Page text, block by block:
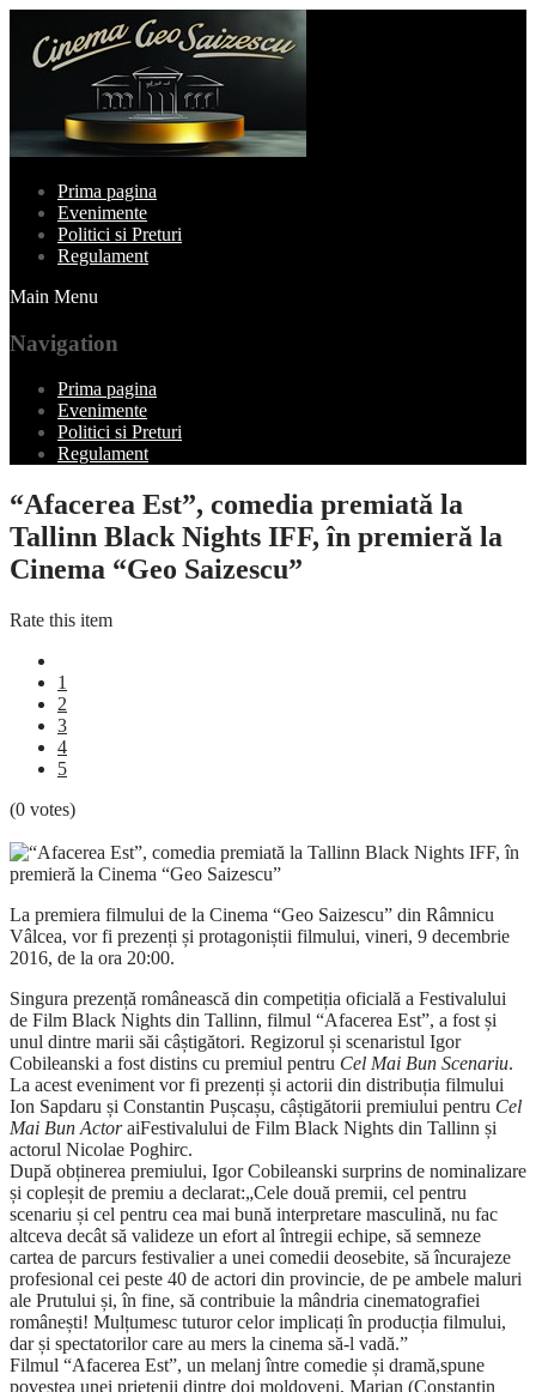
Prima pagina
Evenimente
Politici si Preturi
Regulament
Main Menu
Navigation
Prima pagina
Evenimente
Politici si Preturi
Regulament
“Afacerea Est”, comedia premiată la
Tallinn Black Nights IFF, în premieră la
Cinema “Geo Saizescu”
Rate this item
1
2
3
4
5
(0 votes)
La premiera filmului de la Cinema “Geo Saizescu” din Râmnicu
Vâlcea, vor fi prezenți și protagoniștii filmului, vineri, 9 decembrie
2016, de la ora 20:00.
Singura prezență românească din competiția oficială a Festivalului
de Film Black Nights din Tallinn, filmul “Afacerea Est”, a fost și
unul dintre marii săi câștigători. Regizorul și scenaristul Igor
Cobileanski a fost distins cu premiul pentru Cel Mai Bun Scenariu.
La acest eveniment vor fi prezenți și actorii din distribuția filmului
Ion Sapdaru și Constantin Pușcașu, câștigătorii premiului pentru Cel
Mai Bun ActoraiFestivalului de Film Black Nights din Tallinn și
actorul Nicolae Poghirc.
După obținerea premiului, Igor Cobileanski surprins de nominalizare
și copleșit de premiu a declarat:„Cele două premii, cel pentru
scenariu și cel pentru cea mai bună interpretare masculină, nu fac
altceva decât să valideze un efort al întregii echipe, să semneze
cartea de parcurs festivalier a unei comedii deosebite, să încurajeze
profesional cei peste 40 de actori din provincie, de pe ambele maluri
ale Prutului și, în fine, să contribuie la mândria cinematografiei
românești! Mulțumesc tuturor celor implicați în producția filmului,
dar și spectatorilor care au mers la cinema să-l vadă.”
Filmul “Afacerea Est”, un melanj între comedie și dramă,spune
povestea unei prietenii dintre doi moldoveni, Marian (Constantin